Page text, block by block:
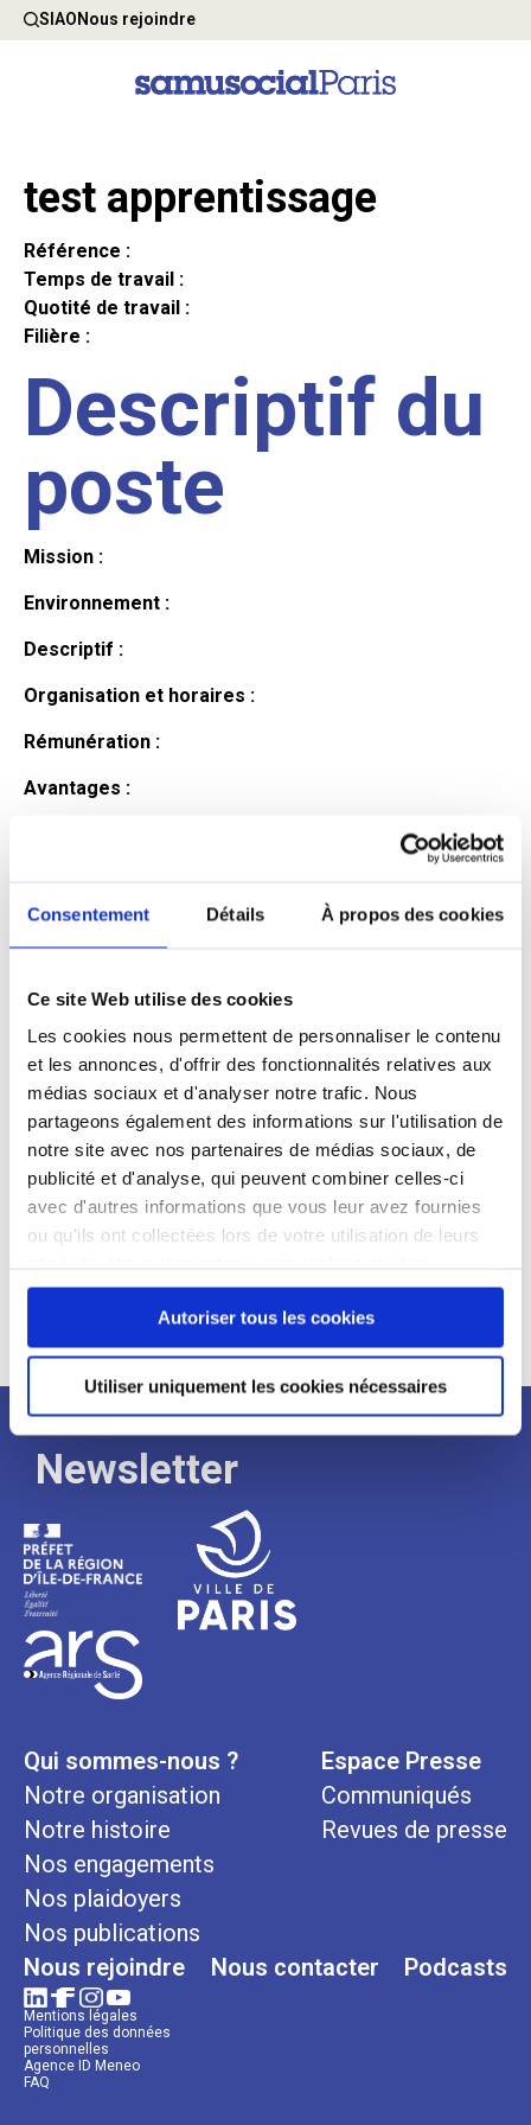
Consentement Détails À propos des cookies
Ce site Web utilise des cookies
Les cookies nous permettent de personnaliser le contenu
et les annonces, d'offrir des fonctionnalités relatives aux
médias sociaux et d'analyser notre trafic. Nous
partageons également des informations sur l'utilisation de
notre site avec nos partenaires de médias sociaux, de
publicité et d'analyse, qui peuvent combiner celles-ci
avec d'autres informations que vous leur avez fournies
ou qu'ils ont collectées lors de votre utilisation de leurs
continuez à utiliser notre site Web.
Autoriser tous les cookies
Utiliser uniquement les cookies nécessaires
SIAONous rejoindre
test apprentissage
Référence :
Temps de travail :
Quotité de travail :
Filière :
Descriptif du
poste
Mission :
Environnement :
Descriptif :
Organisation et horaires :
Rémunération :
Avantages :
candidat
Qualifications et diplômes :
Profil recherché :
Expérience :
Processus
de
recrutement
Newsletter
Qui sommes-nous ?
Notre organisation
Notre histoire
Nos engagements
Nos plaidoyers
Nos publications
Espace Presse
Communiqués
Revues de presse
Nous rejoindre Nous contacter Podcasts
Mentions légales
Politique des données
personnelles
Agence ID Meneo
FAQ